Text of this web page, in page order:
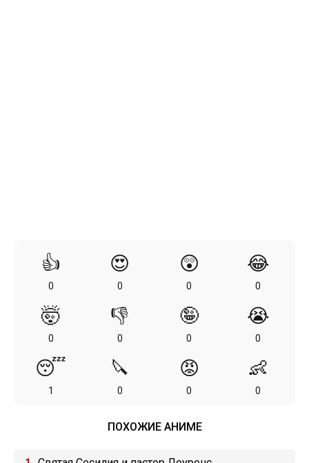
👍
0
😍
0
😲
0
😂
0
🤯
0
👎
0
🤪
0
😭
0
😴
1
🔪
0
😡
0
👶
0
ПОХОЖИЕ АНИМЕ